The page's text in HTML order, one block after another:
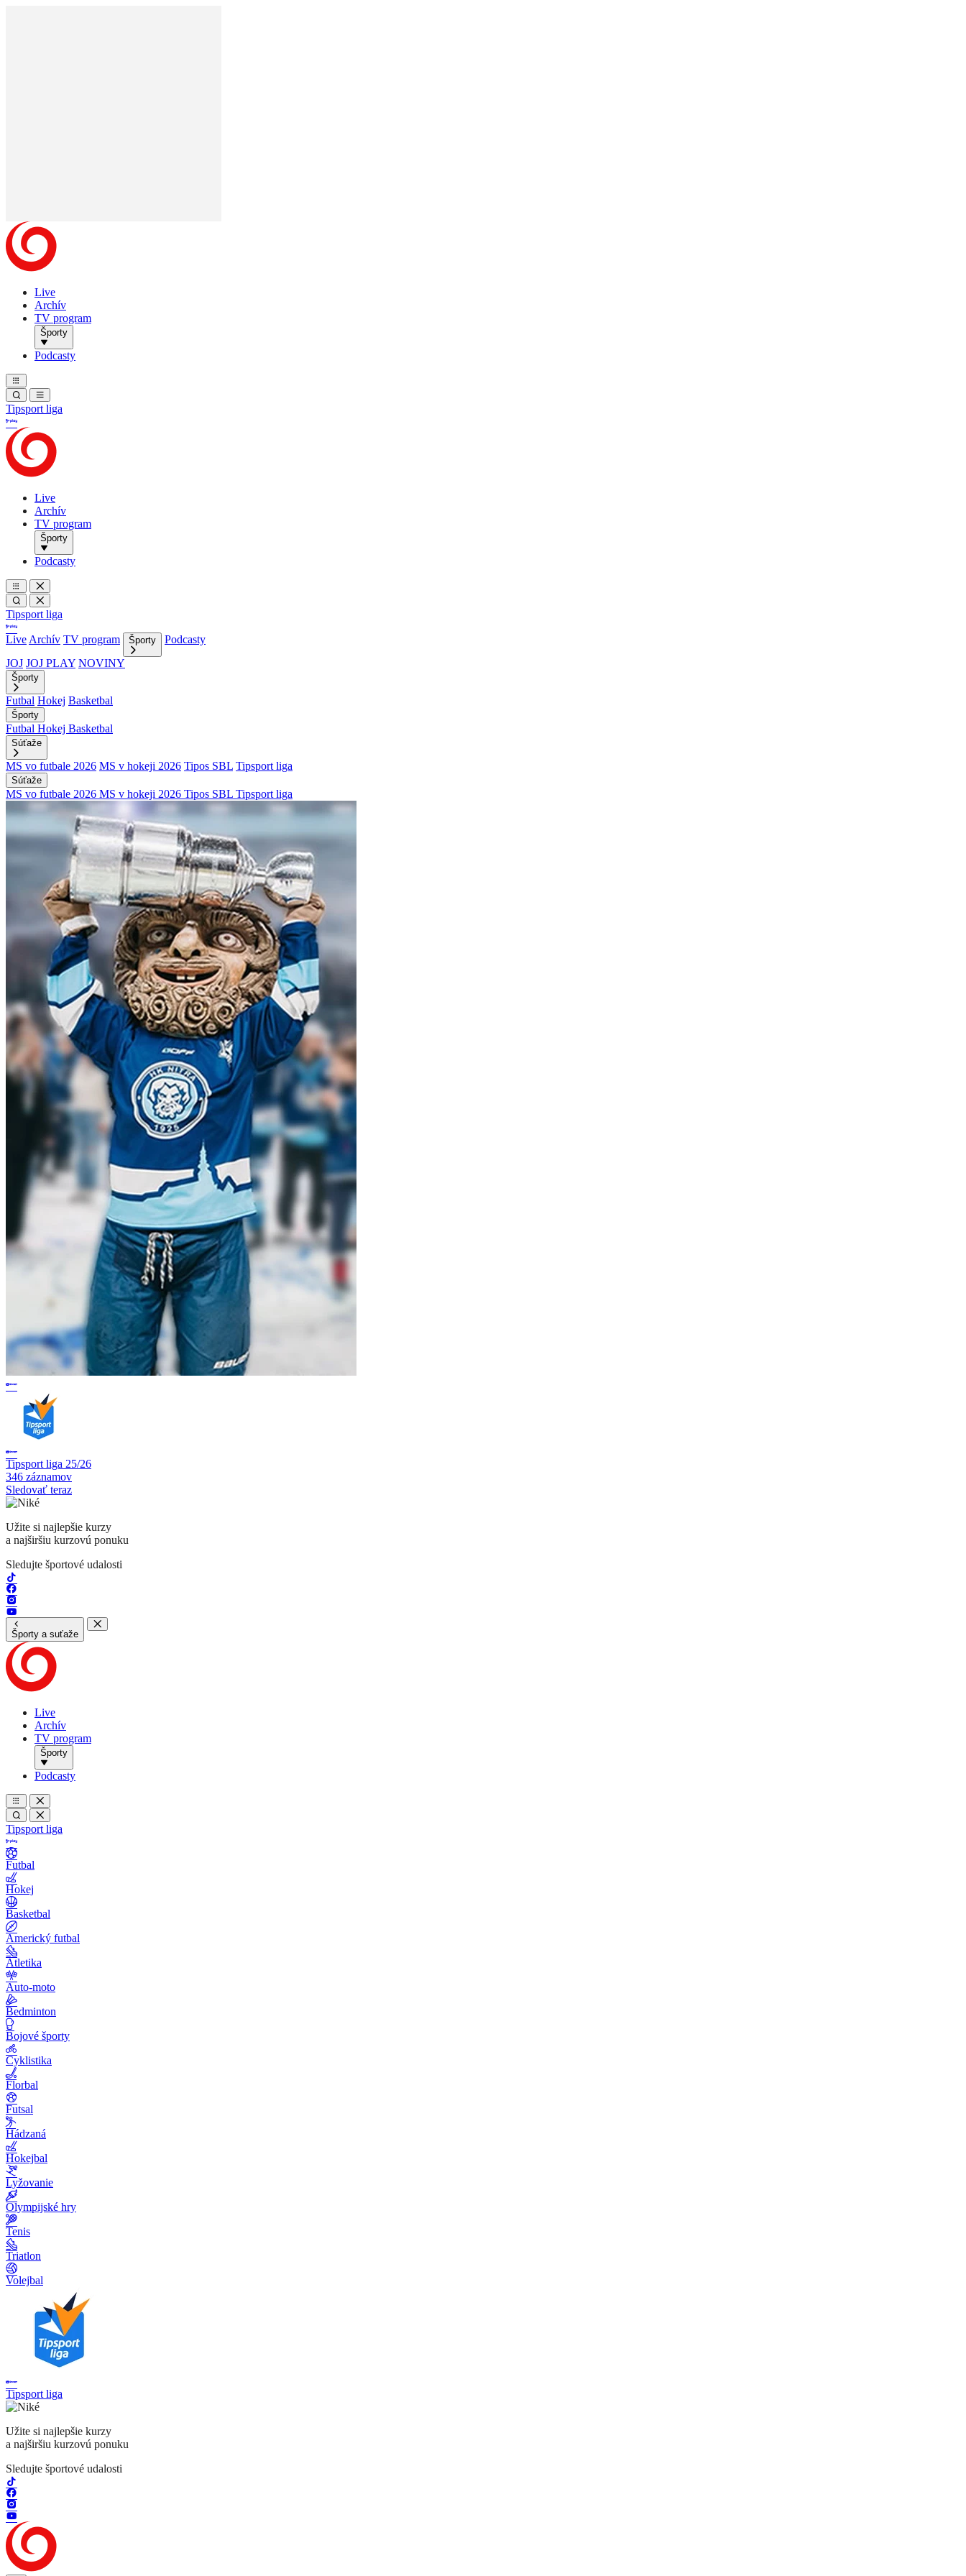
Live
Archív
TV program
Športy
Podcasty
Tipsport liga
Live
Archív
TV program
Športy
Podcasty
Tipsport liga
Live Archív TV program Športy
Podcasty
JOJ JOJ PLAY NOVINY
Športy
Futbal Hokej Basketbal
Športy
Futbal Hokej Basketbal
Súťaže
MS vo futbale 2026 MS v hokeji 2026 Tipos SBL Tipsport liga
Súťaže
MS vo futbale 2026 MS v hokeji 2026 Tipos SBL Tipsport liga
Tipsport liga 25/26
346 záznamov
Sledovať teraz
Užite si najlepšie kurzy
a najširšiu kurzovú ponuku
Sledujte športové udalosti
Športy a suťaže
Live
Archív
TV program
Športy
Podcasty
Tipsport liga
Futbal
Hokej
Basketbal
Americký futbal
Atletika
Auto-moto
Bedminton
Bojové športy
Cyklistika
Florbal
Futsal
Hádzaná
Hokejbal
Lyžovanie
Olympijské hry
Tenis
Triatlon
Volejbal
Tipsport liga
Užite si najlepšie kurzy
a najširšiu kurzovú ponuku
Sledujte športové udalosti